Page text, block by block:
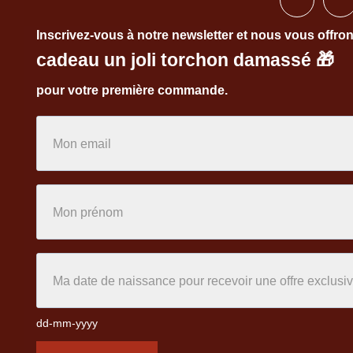
Inscrivez-vous à notre newsletter et nous vous
cadeau un joli torchon damassé 🎁
pour votre première commande.
dd-mm-yyyy